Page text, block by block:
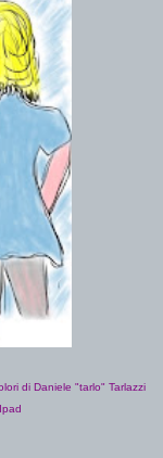
di Daniele "tarlo" Tarlazzi